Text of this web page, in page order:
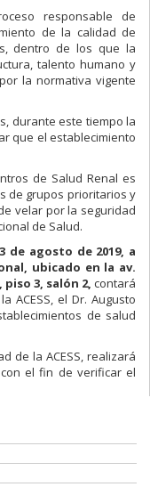
responsable de
de la calidad de
dentro de los que la
talento humano y
la normativa vigente
durante este tiempo la
que el establecimiento
de Salud Renal es
de grupos prioritarios y
velar por la seguridad
de Salud.
de agosto de 2019, a
ubicado en la av.
3, salón 2, contará
ACESS, el Dr. Augusto
de salud
de la ACESS, realizará
el fin de verificar el